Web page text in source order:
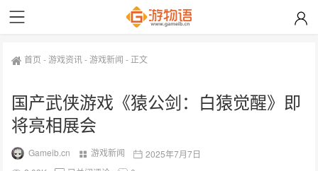
首页 -游戏资讯-游戏新闻 - 正文
国产武侠游戏《猿公剑：白猿觉醒》即
将亮相展会
Gameib.cn 游戏新闻
2025年7月7日